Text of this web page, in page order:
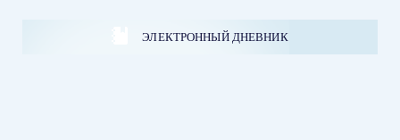
ЭЛЕКТРОННЫЙ ДНЕВНИК